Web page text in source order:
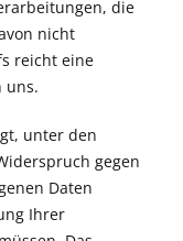
die
nicht
reicht eine
uns.
unter den
gegen
Daten
Ihrer